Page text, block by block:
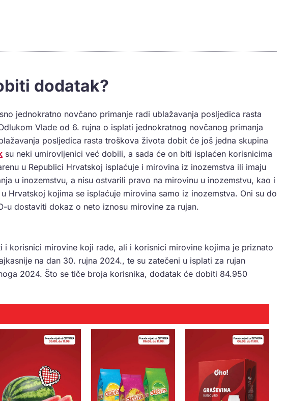
dodatak?
jednokratno novčano primanje radi ublažavanja posljedica rasta
Vlade od 6. rujna o isplati jednokratnog novčanog primanja
posljedica rasta troškova života dobit će još jedna skupina
su neki umirovljenici već dobili, a sada će on biti isplaćen korisnicima
u Republici Hrvatskoj isplaćuje i mirovina iz inozemstva ili imaju
u inozemstvu, a nisu ostvarili pravo na mirovinu u inozemstvu, kao i
Hrvatskoj kojima se isplaćuje mirovina samo iz inozemstva. Oni su do
u dostaviti dokaz o neto iznosu mirovine za rujan.
i korisnici mirovine koji rade, ali i korisnici mirovine kojima je priznato
na dan 30. rujna 2024., te su zatečeni u isplati za rujan
2024. Što se tiče broja korisnika, dodatak će dobiti 84.950